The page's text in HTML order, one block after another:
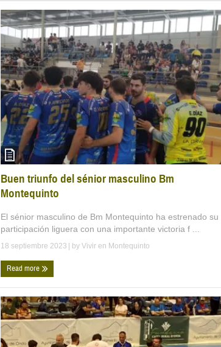
Buen triunfo del sénior masculino Bm
Montequinto
El sénior masculino de Bm Montequinto ha estrenado su
participación liguera con una importante victoria f ...
18 septiembre 2023 | by Vivir en Montequinto
Read more